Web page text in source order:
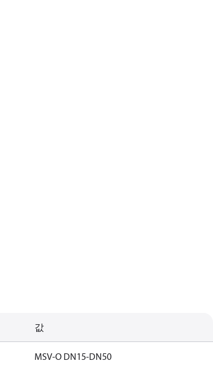
값
MSV-O DN15-DN50